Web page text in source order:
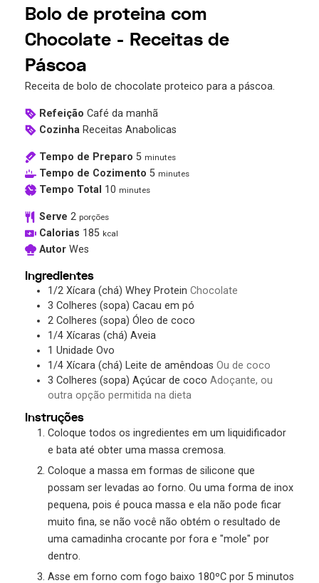
Bolo de proteina com
Chocolate - Receitas de
Páscoa
Receita de bolo de chocolate proteico para a páscoa.
Refeição Café da manhã
Cozinha Receitas Anabolicas
Tempo de Preparo 5 minutes
Tempo de Cozimento 5 minutes
Tempo Total 10 minutes
Serve 2 porções
Calorias 185 kcal
Autor Wes
Ingredientes
1/2 Xícara (chá) Whey Protein Chocolate
3 Colheres (sopa) Cacau em pó
2 Colheres (sopa) Óleo de coco
1/4 Xícaras (chá) Aveia
1 Unidade Ovo
1/4 Xícara (chá) Leite de amêndoas Ou de coco
3 Colheres (sopa) Açúcar de coco Adoçante, ou
outra opção permitida na dieta
Instruções
Coloque todos os ingredientes em um liquidificador
e bata até obter uma massa cremosa.
Coloque a massa em formas de silicone que
possam ser levadas ao forno. Ou uma forma de inox
pequena, pois é pouca massa e ela não pode ficar
muito fina, se não você não obtém o resultado de
uma camadinha crocante por fora e "mole" por
dentro.
Asse em forno com fogo baixo 180ºC por 5 minutos